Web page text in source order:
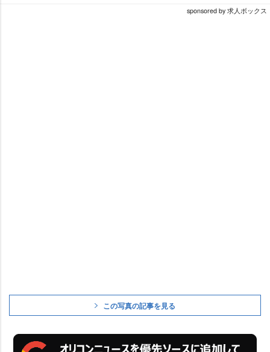
sponsored by 求人ボックス
この写真の記事を見る